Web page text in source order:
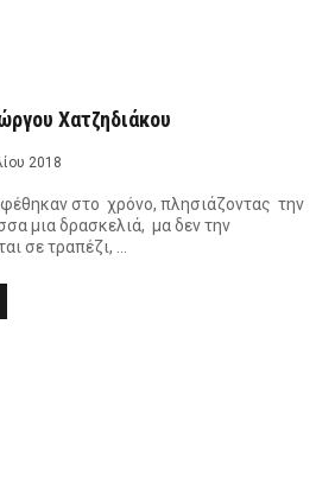
Χατζηδιάκου
2018
στο χρόνο, πλησιάζοντας την
μια δρασκελιά, μα δεν την
σε τραπέζι, …